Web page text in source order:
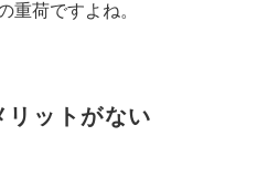
重荷ですよね。
リットがない